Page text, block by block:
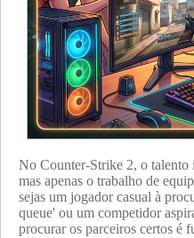
No Counter-Strike 2, o talento
mas apenas o trabalho de
sejas um jogador casual à
queue' ou um competidor
procurar os parceiros certos é